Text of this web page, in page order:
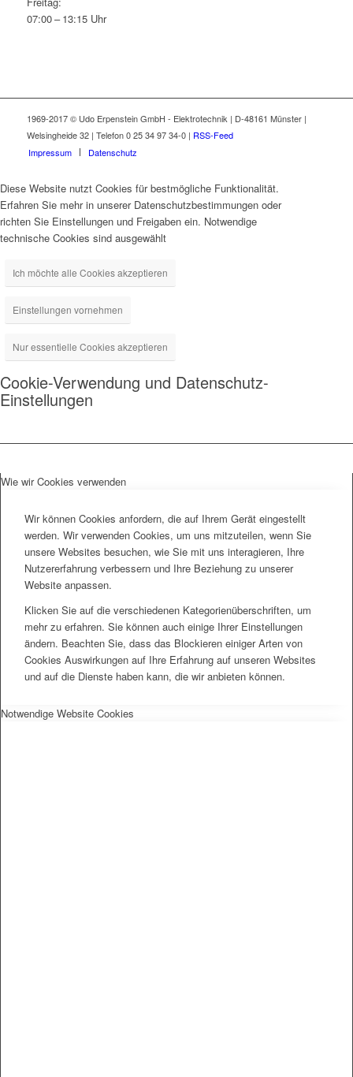
07:00 – 13:15 Uhr
1969-2017 © Udo Erpenstein GmbH - Elektrotechnik | D-48161 Münster |
Welsingheide 32 | Telefon 0 25 34 97 34-0 | RSS-Feed
Impressum
Datenschutz
Diese Website nutzt Cookies für bestmögliche Funktionalität.
Erfahren Sie mehr in unserer Datenschutzbestimmungen oder
richten Sie Einstellungen und Freigaben ein. Notwendige
technische Cookies sind ausgewählt
Ich möchte alle Cookies akzeptieren
Einstellungen vornehmen
Nur essentielle Cookies akzeptieren
Cookie-Verwendung und Datenschutz-
Einstellungen
Wie wir Cookies verwenden
Wir können Cookies anfordern, die auf Ihrem Gerät eingestellt
werden. Wir verwenden Cookies, um uns mitzuteilen, wenn Sie
unsere Websites besuchen, wie Sie mit uns interagieren, Ihre
Nutzererfahrung verbessern und Ihre Beziehung zu unserer
Website anpassen.
Klicken Sie auf die verschiedenen Kategorienüberschriften, um
mehr zu erfahren. Sie können auch einige Ihrer Einstellungen
ändern. Beachten Sie, dass das Blockieren einiger Arten von
Cookies Auswirkungen auf Ihre Erfahrung auf unseren Websites
und auf die Dienste haben kann, die wir anbieten können.
Notwendige Website Cookies